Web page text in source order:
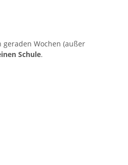
geraden Wochen (außer
Schule.